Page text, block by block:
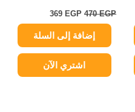
470EGP
369 EGP
إضافة إلى السلة
اشتري الآن